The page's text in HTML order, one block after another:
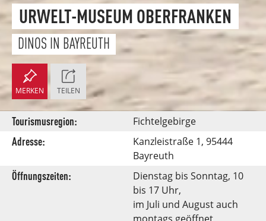
URWELT-MUSEUM OBERFRANKEN
DINOS IN BAYREUTH
MERKEN TEILEN
Tourismusregion: Fichtelgebirge
Adresse:
Kanzleistraße 1, 95444
Bayreuth
Öffnungszeiten:
Dienstag bis Sonntag, 10
bis 17 Uhr,
im Juli und August auch